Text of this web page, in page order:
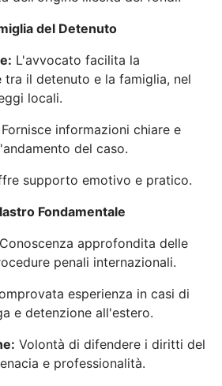
del Detenuto
L'avvocato facilita la
tra il detenuto e la famiglia, nel
locali.
Fornisce informazioni chiare e
del caso.
supporto emotivo e pratico.
Fondamentale
Conoscenza approfondita delle
penali internazionali.
esperienza in casi di
e detenzione all'estero.
Volontà di difendere i diritti del
e professionalità.